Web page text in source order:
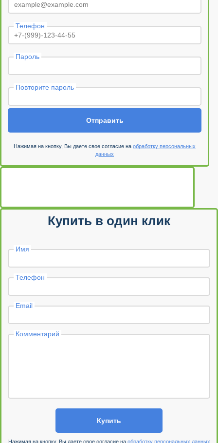
Телефон
Пароль
Повторите пароль
Отправить
Нажимая на кнопку, Вы даете свое согласие на обработку персональных
данных
Купить в один клик
Имя
Телефон
Email
Комментарий
Купить
Нажимая на кнопку, Вы даете свое согласие на обработку персональных данных